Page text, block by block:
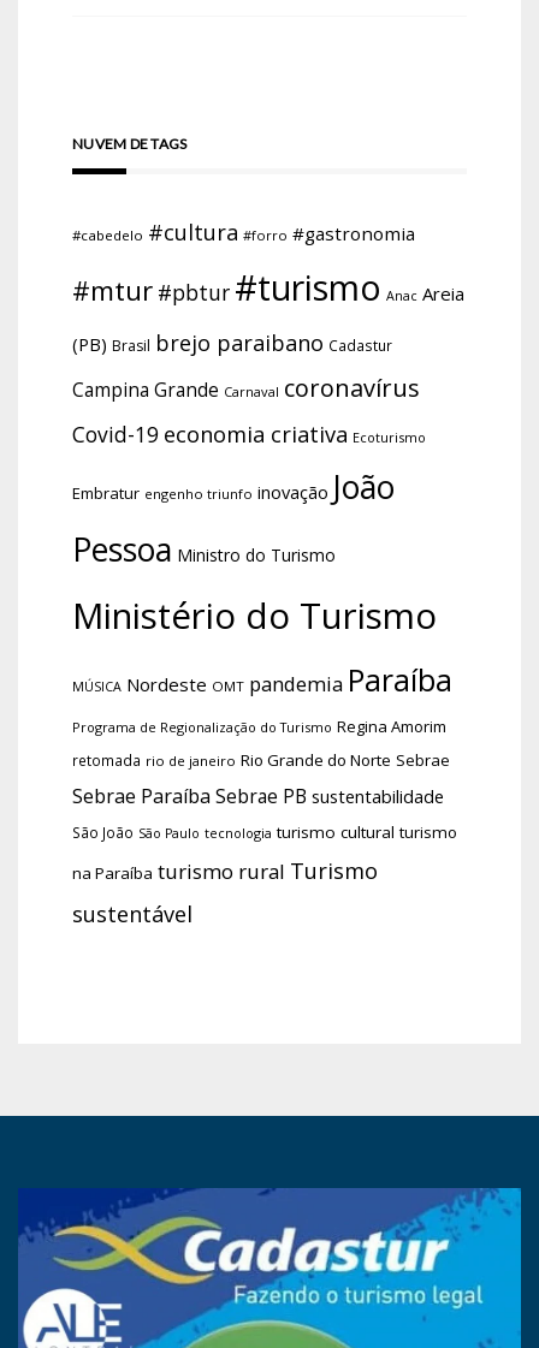
NUVEM DE TAGS
#cabedelo #cultura #forro #gastronomia
#mtur #pbtur #turismo Anac Areia
(PB) Brasil brejo paraibano Cadastur
Campina Grande Carnaval coronavírus
Covid-19 economia criativa Ecoturismo
Embratur engenho triunfo inovação João
Pessoa Ministro do Turismo
Ministério do Turismo
MÚSICA Nordeste OMT pandemia Paraíba
Programa de Regionalização do Turismo Regina Amorim
retomada rio de janeiro Rio Grande do Norte Sebrae
Sebrae Paraíba Sebrae PB sustentabilidade
São João São Paulo tecnologia turismo cultural turismo
na Paraíba turismo rural Turismo
sustentável